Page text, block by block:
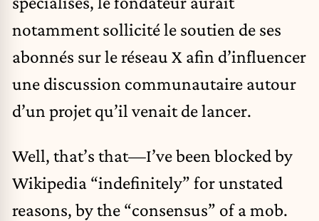
notamment sollicité le soutien de ses
abonnés sur le réseau X afin d’influencer
une discussion communautaire autour
d’un projet qu’il venait de lancer.
Well, that’s that—I’ve been blocked by
Wikipedia “indefinitely” for unstated
reasons, by the “consensus” of a mob.